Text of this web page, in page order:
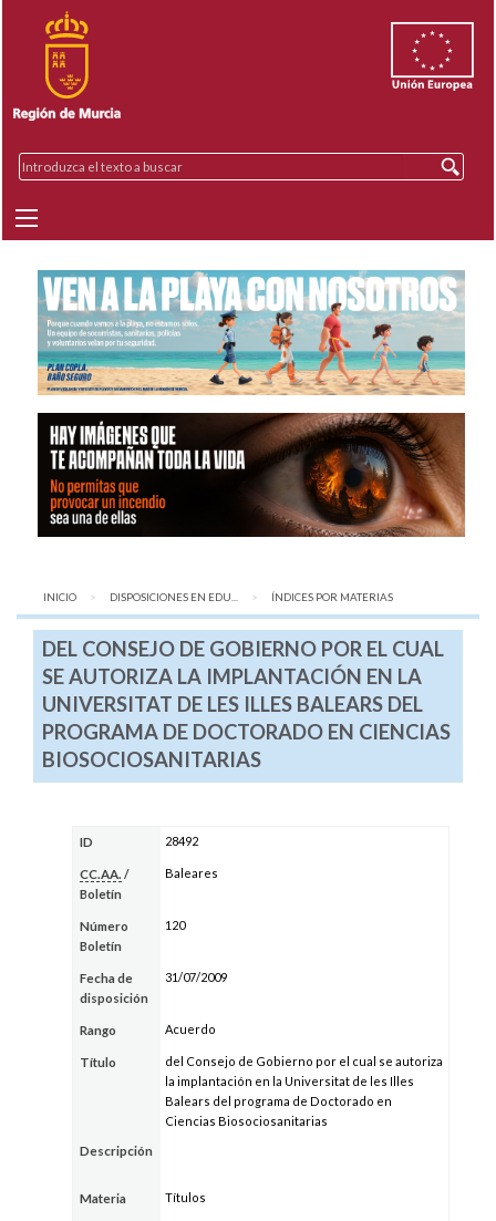
INICIO DISPOSICIONES EN EDU... AQUÍ:
ÍNDICES POR MATERIAS
DEL CONSEJO DE GOBIERNO POR EL CUAL
SE AUTORIZA LA IMPLANTACIÓN EN LA
UNIVERSITAT DE LES ILLES BALEARS DEL
PROGRAMA DE DOCTORADO EN CIENCIAS
BIOSOCIOSANITARIAS
ID 28492
CC.AA. /
Boletín
Baleares
Número
Boletín
120
Fecha de
disposición
31/07/2009
Rango Acuerdo
Título
del Consejo de Gobierno por el cual se autoriza
la implantación en la Universitat de les Illes
Balears del programa de Doctorado en
Ciencias Biosociosanitarias
Descripción
Materia Títulos